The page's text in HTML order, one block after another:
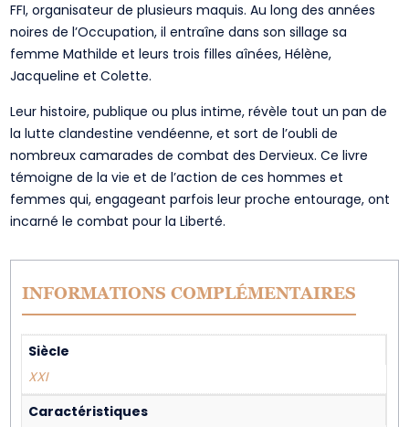
FFI, organisateur de plusieurs maquis. Au long des années
noires de l’Occupation, il entraîne dans son sillage sa
femme Mathilde et leurs trois filles aînées, Hélène,
Jacqueline et Colette.
Leur histoire, publique ou plus intime, révèle tout un pan de
la lutte clandestine vendéenne, et sort de l’oubli de
nombreux camarades de combat des Dervieux. Ce livre
témoigne de la vie et de l’action de ces hommes et
femmes qui, engageant parfois leur proche entourage, ont
incarné le combat pour la Liberté.
INFORMATIONS COMPLÉMENTAIRES
Siècle
XXI
Caractéristiques